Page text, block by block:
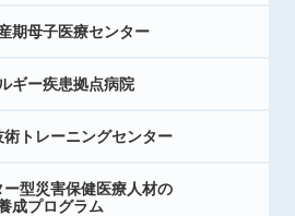
期母子医療センター
ギー疾患拠点病院
術トレーニングセンター
ー型災害保健医療人材の
成プログラム